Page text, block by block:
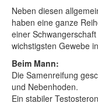
Neben diesen
haben eine ganze
einer
wichstigsten Gewebe
Beim Mann:
Die Samenreifung
und Nebenhoden.
Ein stabiler